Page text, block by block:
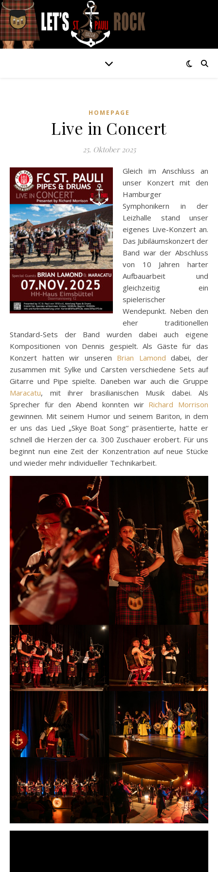
HOMEPAGE
Live in Concert
25. Oktober 2025
Gleich im Anschluss an
unser Konzert mit den
Hamburger
Symphonikern in der
Leizhalle stand unser
eigenes Live-Konzert an.
Das Jubiläumskonzert der
Band war der Abschluss
von 10 Jahren harter
Aufbauarbeit und
gleichzeitig ein
spielerischer
Wendepunkt. Neben den
eher traditionellen
Standard-Sets der Band wurden dabei auch eigene
Kompositionen von Dennis gespielt. Als Gäste für das
Konzert hatten wir unseren Brian Lamond dabei, der
zusammen mit Sylke und Carsten verschiedene Sets auf
Gitarre und Pipe spielte. Daneben war auch die Gruppe
Maracatu, mit ihrer brasilianischen Musik dabei. Als
Sprecher für den Abend konnten wir Richard Morrison
gewinnen. Mit seinem Humor und seinem Bariton, in dem
er uns das Lied „Skye Boat Song“ präsentierte, hatte er
schnell die Herzen der ca. 300 Zuschauer erobert. Für uns
beginnt nun eine Zeit der Konzentration auf neue Stücke
und wieder mehr individueller Technikarbeit.